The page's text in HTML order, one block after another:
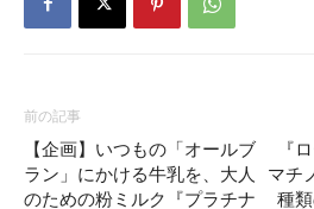
前の記事
【企画】いつもの「オールブ
ラン」にかける牛乳を、大人
のための粉ミルク『プラチナ
『
マチ
種